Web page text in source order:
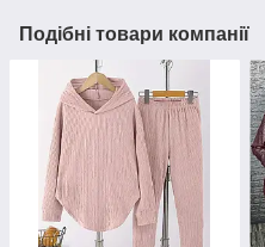
Подібні товари компанії